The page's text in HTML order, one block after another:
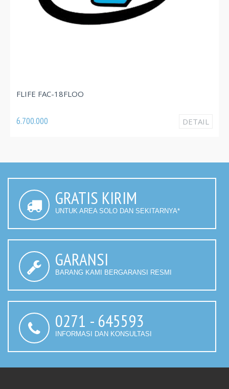
18FLOO
3.820.000
GRATIS KIRIM
UNTUK AREA SOLO DAN SEKITARNYA*
GARANSI
BARANG KAMI BERGARANSI RESMI
0271 - 645593
INFORMASI DAN KONSULTASI